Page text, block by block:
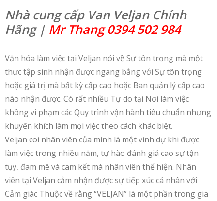
Nhà cung cấp Van Veljan Chính
Hãng | Mr Thang 0394 502 984
Văn hóa làm việc tại Veljan nói về Sự tôn trọng mà một
thực tập sinh nhận được ngang bằng với Sự tôn trọng
hoặc giá trị mà bất kỳ cấp cao hoặc Ban quản lý cấp cao
nào nhận được. Có rất nhiều Tự do tại Nơi làm việc
không vi phạm các Quy trình vận hành tiêu chuẩn nhưng
khuyến khích làm mọi việc theo cách khác biệt.
Veljan coi nhân viên của mình là một vinh dự khi được
làm việc trong nhiều năm, tự hào đánh giá cao sự tận
tụy, đam mê và cam kết mà nhân viên thể hiện. Nhân
viên tại Veljan cảm nhận được sự tiếp xúc cá nhân với
Cảm giác Thuộc về rằng “VELJAN” là một phần trong gia